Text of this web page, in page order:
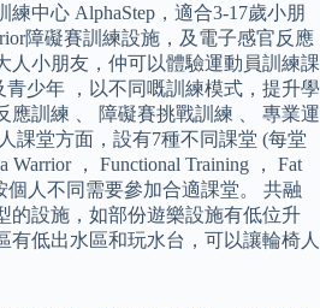
中心 AlphaStep，適合3-17歲小朋
障礙賽訓練設施，及電子感官反應
人小朋友，仲可以體驗運動員訓練課
少年 ，以不同嘅訓練模式，提升學
應訓練 、 障礙賽挑戰訓練 、 專業運
課堂方面，設有7種不同課堂 (每堂
， Functional Training ， Fat
個人不同需要參加合適課堂。 共融
的設施，如部份遊樂設施有低位升
有低出水區和玩水台，可以讓輪椅人